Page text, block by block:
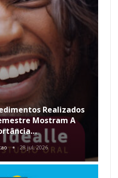
Realizados
Mostram A
28 jul, 2026